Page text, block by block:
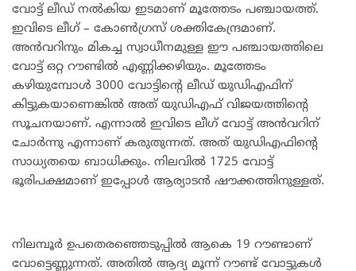
വോട്ട് ലീഡ് നൽകിയ ഇടമാണ് മൂത്തേടം പഞ്ചായത്ത്.
ഇവിടെ ലീഗ് – കോൺഗ്രസ് ശക്തികേന്ദ്രമാണ്.
അൻവറിനും മികച്ച സ്വാധീനമുള്ള ഈ പഞ്ചായത്തിലെ
വോട്ട് ഒറ്റ റൗണ്ടിൽ എണ്ണിക്കഴിയും. മൂത്തേടം
കഴിയുമ്പോൾ 3000 വോട്ടിന്റെ ലീഡ് യുഡിഎഫിന്
കിട്ടുകയാണെങ്കിൽ അത് യുഡിഎഫ് വിജയത്തിൻ്റെ
സൂചനയാണ്. എന്നാൽ ഇവിടെ ലീഗ് വോട്ട് അൻവറിന്
ചോർന്നു എന്നാണ് കരുതുന്നത്. അത് യുഡിഎഫിൻ്റെ
സാധ്യതയെ ബാധിക്കും. നിലവിൽ 1725 വോട്ട്
ഭൂരിപക്ഷമാണ് ഇപ്പോൾ ആര്യാടൻ ഷൗക്കത്തിനുള്ളത്.
നിലമ്പൂർ ഉപതെരഞ്ഞെടുപ്പിൽ ആകെ 19 റൗണ്ടാണ്
വോട്ടെണ്ണുന്നത്. അതിൽ ആദ്യ മൂന്ന് റൗണ്ട് വോട്ടുകൾ